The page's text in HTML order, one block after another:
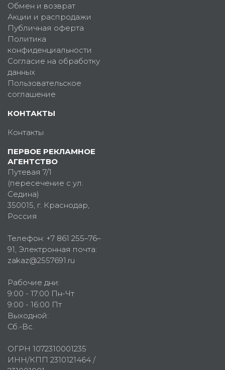
Обмен и возврат
Акции и распродажи
Публичная оферта
Политика
конфиденциальности
Согласие на обработку
данных
Пользовательское
соглашение
КОНТАКТЫ
Контакты
ПЕРВОЕ РЕКЛАМНОЕ
АГЕНТСТВО
Путевая 7/1
(пересечение с ул.
Седина)
350015 , г. Краснодар,
Россия
Телефон: +7 861 255–76–
91 , Электронная почта:
zakaz@2557691.ru
Рабочие дни:
9:00 - 17:00 Пн-Чт
9:00 - 16:00 Пт
Выходной:
Сб.-Вс.
ОГРН 1072310001235
ИНН/КПП 2310121464 /